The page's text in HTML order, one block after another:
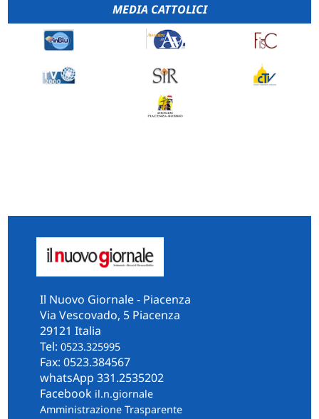
MEDIA CATTOLICI
Il Nuovo Giornale - Piacenza
Via Vescovado, 5 Piacenza
29121 Italia
Tel: 0523.325995
Fax: 0523.384567
whatsApp 331.2535202
Facebook il.n.giornale
Amministrazione Trasparente